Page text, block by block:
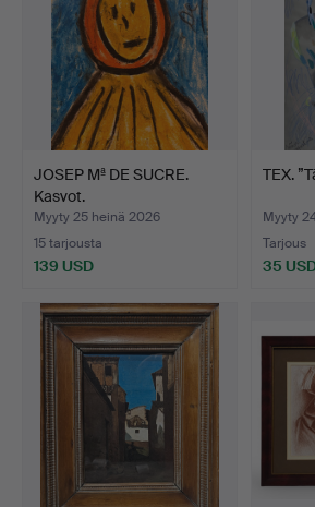
JOSEP Mª DE SUCRE.
Kasvot.
Myyty 25 heinä 2026
15 tarjousta
139 USD
TEX.
Myyty
Tarjous
35